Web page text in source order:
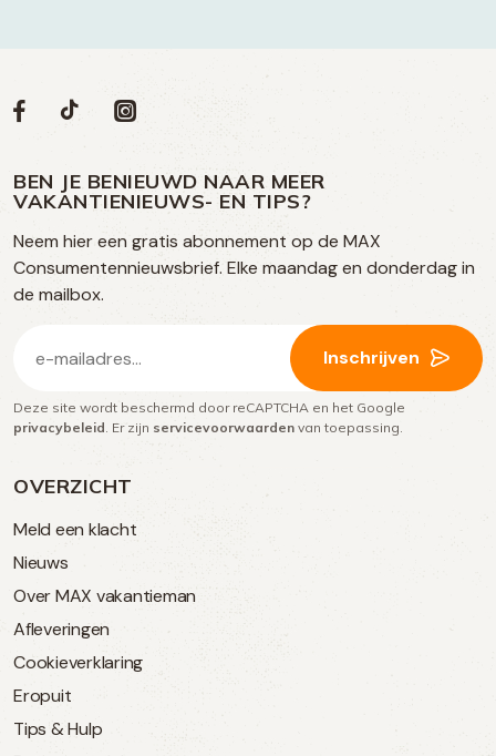
OVERZICHT
Meld een klacht
Nieuws
Over MAX vakantieman
Afleveringen
Cookieverklaring
Eropuit
Tips & Hulp
Volg
op
social
media
Social
Volg
op
Facebook
Volg
op
TikTok
Volg
op
Instagram
BEN JE BENIEUWD NAAR MEER
VAKANTIENIEUWS- EN TIPS?
Neem hier een gratis abonnement op de MAX
Consumentennieuwsbrief. Elke maandag en donderdag in
de mailbox.
mailadres
(Vereist)
Inschrijven
Deze site wordt beschermd door reCAPTCHA en het Google
privacybeleid. Er zijn servicevoorwaarden van toepassing.